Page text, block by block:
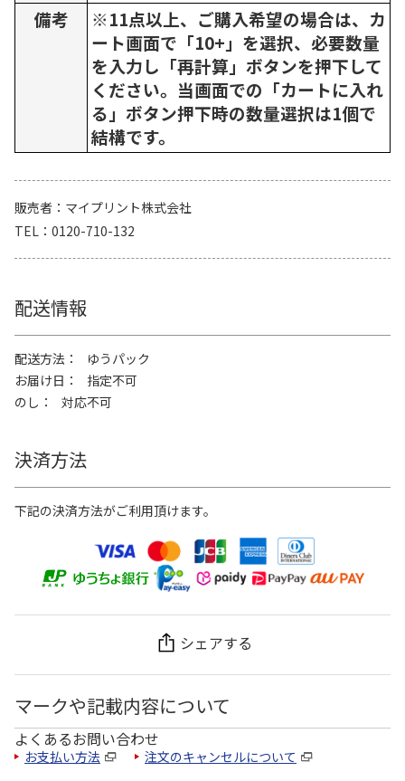
備考
※11点以上、ご購入希望の場合は、カ
ート画面で「10+」を選択、必要数量
を入力し「再計算」ボタンを押下して
ください。当画面での「カートに入れ
る」ボタン押下時の数量選択は1個で
結構です。
販売者
マイプリント株式会社
TEL
0120-710-132
配送情報
配送方法
ゆうパック
お届け日
指定不可
のし
対応不可
決済方法
下記の決済方法がご利用頂けます。
シェアする
マークや記載内容について
よくあるお問い合わせ
お支払い方法 注文のキャンセルについて